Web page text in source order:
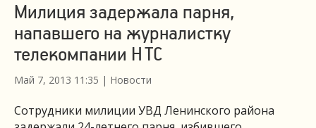
Милиция задержала парня,
напавшего на журналистку
телекомпании НТС
Май 7, 2013 11:35 | Новости
Сотрудники милиции УВД Ленинского района